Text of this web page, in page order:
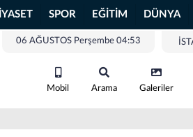
SPOR EĞİTİM DÜNYA
06 AĞUSTOS Perşembe 04:53
Mobil Arama Galeriler